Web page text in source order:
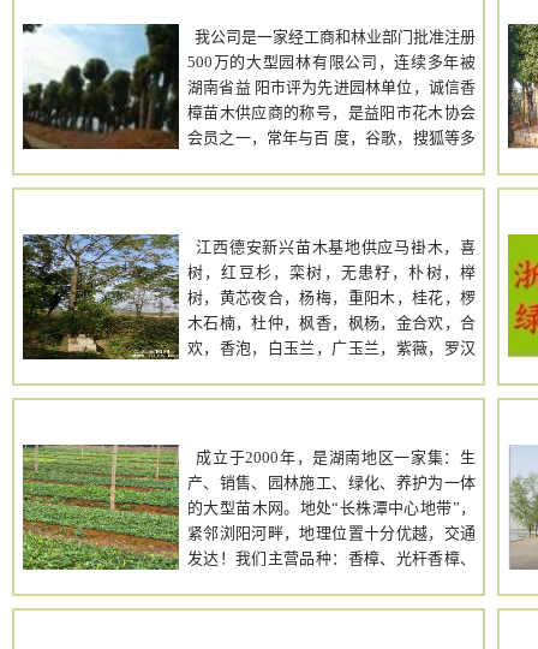
我公司是一家经工商和林业部门批准注册
500万的大型园林有限公司，连续多年被
湖南省益 阳市评为先进园林单位，诚信香
樟苗木供应商的称号，是益阳市花木协会
会员之一，常年与百 度，谷歌，搜狐等多
迎四海新老客户光临惠顾！
江西德安新兴苗木基地供应马褂木，喜
树，红豆杉，栾树，无患籽，朴树，榉
树，黄芯夜合，杨梅，重阳木，桂花，椤
木石楠，杜仲，枫香，枫杨，金合欢，合
欢，香泡，白玉兰，广玉兰，紫薇，罗汉
乐昌含笑，红花木莲，。红果冬青，乌
悚，茶花，红花继木，杜鹃，红叶石楠，
枸骨，榔榆，杨树，三角枫，五角枫， 大
叶女贞，银杏，黄连木，江南桤木，槐
树，青枫，杂交马褂木，香港日照花，木
槿，青桐，法桐，乐东拟，油桐，杜鹃，
15879202977
成立于2000年，是湖南地区一家集：生
产、销售、园林施工、绿化、养护为一体
的大型苗木网。地处“长株潭中心地带”，
紧邻浏阳河畔，地理位置十分优越，交通
发达！我们主营品种：香樟、光杆香樟、
兰、雪松、茶花、茶梅、四季桂、深山含